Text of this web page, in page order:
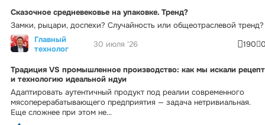
Сказочное средневековье на упаковке. Тренд?
Замки, рыцари, доспехи? Случайность или общеотраслевой тренд?
Главный
технолог
30 июля '26 190
Традиция VS промышленное производство: как мы искали рецепт
и технологию идеальной ндуи
Адаптировать аутентичный продукт под реалии современного
мясоперерабатывающего предприятия — задача нетривиальная.
Еще сложнее при этом не...